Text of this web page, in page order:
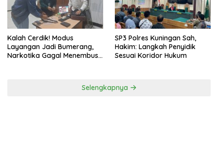
Kalah Cerdik! Modus
Layangan Jadi Bumerang,
Narkotika Gagal Menembus
SP3 Polres Kuningan Sah,
Hakim: Langkah Penyidik
Sesuai Koridor Hukum
Selengkapnya